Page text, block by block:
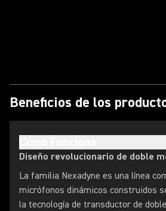
Beneficios de los
Diseño revolucionario de doble
La familia Nexadyne es una línea
micrófonos dinámicos construidos
la tecnología de transductor de